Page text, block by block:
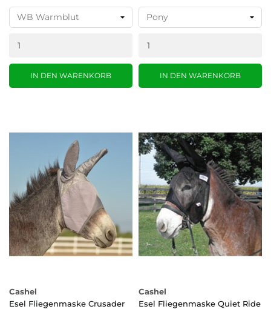
IN DEN WARENKORB IN DEN WARENKORB
Cashel
Esel Fliegenmaske Crusader
Cashel
Esel Fliegenmaske Quiet Ride